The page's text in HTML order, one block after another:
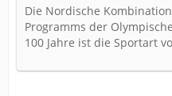
Die Nordische
Programms der
100 Jahre ist die Sportart